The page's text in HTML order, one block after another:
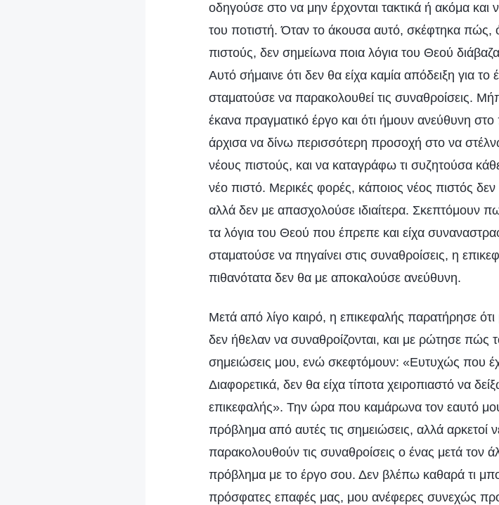
οδηγούσε στο να μην έρχονται τακτικά ή ακόμα
του ποτιστή. Όταν το άκουσα αυτό, σκέφτηκα πώς,
πιστούς, δεν σημείωνα ποια λόγια του Θεού
Αυτό σήμαινε ότι δεν θα είχα καμία απόδειξη για
σταματούσε να παρακολουθεί τις συναθροίσεις.
έκανα πραγματικό έργο και ότι ήμουν ανεύθυνη
άρχισα να δίνω περισσότερη προσοχή στο να
νέους πιστούς, και να καταγράφω τι συζητούσα
νέο πιστό. Μερικές φορές, κάποιος νέος πιστός
αλλά δεν με απασχολούσε ιδιαίτερα. Σκεπτόμουν
τα λόγια του Θεού που έπρεπε και είχα
σταματούσε να πηγαίνει στις συναθροίσεις, η
πιθανότατα δεν θα με αποκαλούσε ανεύθυνη.
Μετά από λίγο καιρό, η επικεφαλής παρατήρησε ότι
δεν ήθελαν να συναθροίζονται, και με ρώτησε πώς
σημειώσεις μου, ενώ σκεφτόμουν: «Ευτυχώς που
Διαφορετικά, δεν θα είχα τίποτα χειροπιαστό να
επικεφαλής». Την ώρα που καμάρωνα τον εαυτό
πρόβλημα από αυτές τις σημειώσεις, αλλά αρκετοί
παρακολουθούν τις συναθροίσεις ο ένας μετά τον
πρόβλημα με το έργο σου. Δεν βλέπω καθαρά τι
πρόσφατες επαφές μας, μου ανέφερες συνεχώς